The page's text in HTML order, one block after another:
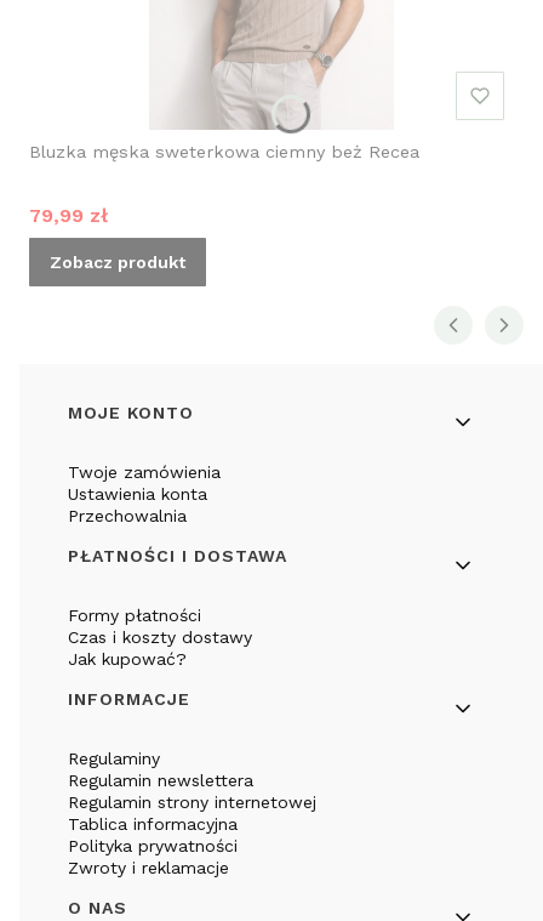
Bluzka męska sweterkowa ciemny beż Recea
Cena promocyjna
79,99 zł
Zobacz produkt
Linki w stopce
MOJE KONTO
Twoje zamówienia
Ustawienia konta
Przechowalnia
PŁATNOŚCI I DOSTAWA
Formy płatności
Czas i koszty dostawy
Jak kupować?
INFORMACJE
Regulaminy
Regulamin newslettera
Regulamin strony internetowej
Tablica informacyjna
Polityka prywatności
Zwroty i reklamacje
O NAS